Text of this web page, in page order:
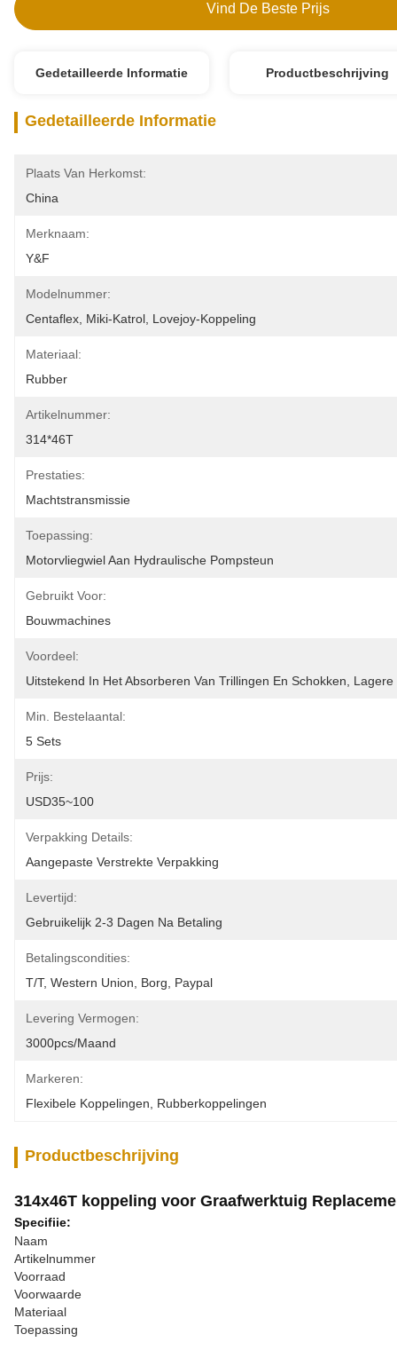
Vind De Beste Prijs
Gedetailleerde Informatie Productbeschrijving
Gedetailleerde Informatie
Plaats Van Herkomst:
China
Merknaam:
Y&F
Modelnummer:
Centaflex, Miki-Katrol, Lovejoy-Koppeling
Materiaal:
Rubber
Artikelnummer:
314*46T
Prestaties:
Machtstransmissie
Toepassing:
Motorvliegwiel Aan Hydraulische Pompsteun
Gebruikt Voor:
Bouwmachines
Voordeel:
Uitstekend In Het Absorberen Van Trillingen En Schokken, Lagere
Min. Bestelaantal:
5 Sets
Prijs:
USD35~100
Verpakking Details:
Aangepaste Verstrekte Verpakking
Levertijd:
Gebruikelijk 2-3 Dagen Na Betaling
Betalingscondities:
T/T, Western Union, Borg, Paypal
Levering Vermogen:
3000pcs/maand
Markeren:
Flexibele Koppelingen
Rubberkoppelingen
Productbeschrijving
314x46T koppeling voor Graafwerktuig
Specifiie:
Naam
Artikelnummer
Voorraad
Voorwaarde
Materiaal
Toepassing